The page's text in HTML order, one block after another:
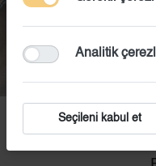
Analitik
Seçileni kabul et